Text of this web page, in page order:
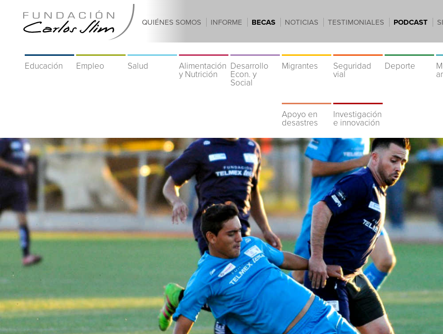
QUIÉNES SOMOS INFORME BECAS NOTICIAS TESTIMONIALES PODCAST
Educación Empleo Salud
Alimentación
y Nutrición
Desarrollo
Econ. y
Social
Migrantes
Seguridad
vial
Deporte
Apoyo en
desastres
Investigación
e innovación